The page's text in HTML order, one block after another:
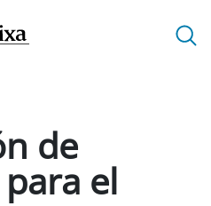
principal
de
el